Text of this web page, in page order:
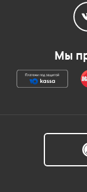
Ваша оценка:
Мы